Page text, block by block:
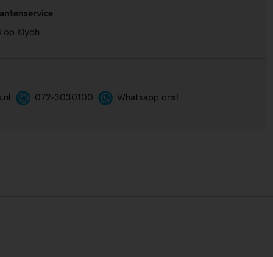
op Kiyoh
072-3030100 Whatsapp ons!